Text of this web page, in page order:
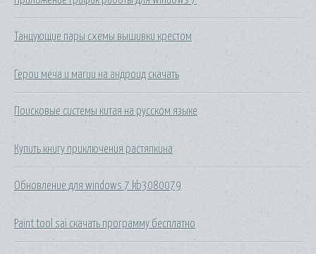
Танцующие пары схемы вышивки крестом
Герои меча и магии на андроид скачать
Поисковые системы китая на русском языке
Купить книгу приключения растяпкина
Обновление для windows 7 kb3080079
Paint tool sai скачать программу бесплатно